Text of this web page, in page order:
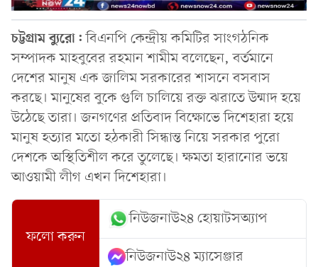
চট্টগ্রামব্যুরো:বিএনপি কেন্দ্রীয় কমিটির সাংগঠনিক
সম্পাদক মাহবুবের রহমান শামীম বলেছেন, বর্তমানে
দেশের মানুষ এক জালিম সরকারের শাসনে বসবাস
করছে। মানুষের বুকে গুলি চালিয়ে রক্ত ঝরাতে উন্মাদ হয়ে
উঠেছে তারা। জনগণের প্রতিবাদ বিক্ষোভে দিশেহারা হয়ে
মানুষ হত্যার মতো হঠকারী সিন্ধান্ত নিয়ে সরকার পুরো
দেশকে অস্থিতিশীল করে তুলেছে। ক্ষমতা হারানোর ভয়ে
আওয়ামী লীগ এখন দিশেহারা।
ফলো করুন
নিউজনাউ২৪ হোয়াটসঅ্যাপ
নিউজনাউ২৪ ম্যাসেঞ্জার